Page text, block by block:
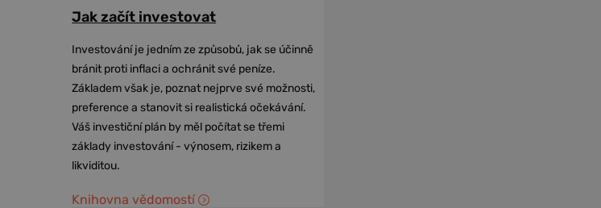
Jak začít investovat
Investování je jedním ze způsobů, jak se účinně
bránit proti inflaci a ochránit své peníze.
Základem však je, poznat nejprve své možnosti,
preference a stanovit si realistická očekávání.
Váš investiční plán by měl počítat se třemi
základy investování - výnosem, rizikem a
likviditou.
Knihovna vědomostí